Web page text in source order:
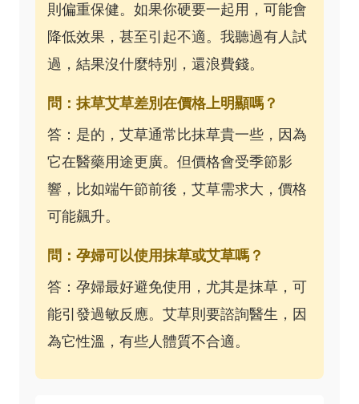
則偏重保健。如果你硬要一起用，可能會
降低效果，甚至引起不適。我聽過有人試
過，結果沒什麼特別，還浪費錢。
問：抹草艾草差別在價格上明顯嗎？
答：是的，艾草通常比抹草貴一些，因為
它在醫藥用途更廣。但價格會受季節影
響，比如端午節前後，艾草需求大，價格
可能飆升。
問：孕婦可以使用抹草或艾草嗎？
答：孕婦最好避免使用，尤其是抹草，可
能引發過敏反應。艾草則要諮詢醫生，因
為它性溫，有些人體質不合適。